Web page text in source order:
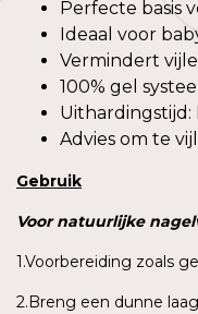
Perfecte basis
Ideaal voor
Vermindert
100% gel
Uithardingstijd:
Advies om te
Gebruik
Voor natuurlijke
1.Voorbereiding zoals
2.Breng een dunne